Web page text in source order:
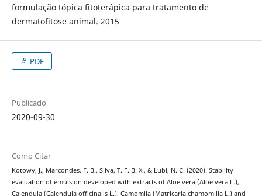
formulação tópica fitoterápica para tratamento de
dermatofitose animal. 2015
PDF
Publicado
2020-09-30
Como Citar
Kotowy, J., Marcondes, F. B., Silva, T. F. B. X., & Lubi, N. C. (2020). Stability
evaluation of emulsion developed with extracts of Aloe vera (Aloe vera L.),
Calendula (Calendula officinalis L.), Camomila (Matricaria chamomilla L.) and